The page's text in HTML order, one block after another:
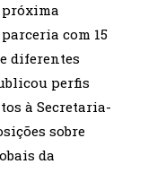
próxima
com 15
diferentes
perfis
à Secretaria-
sobre
da